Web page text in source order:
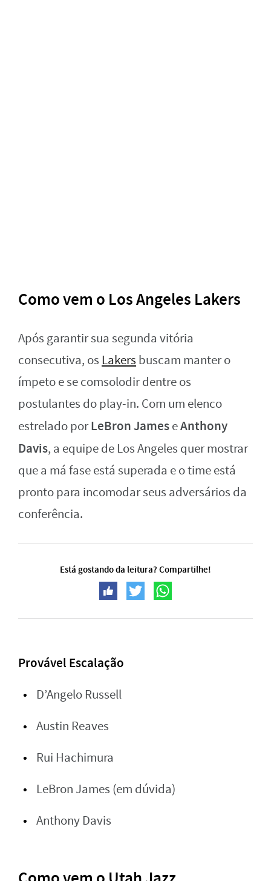
Como vem o Los Angeles Lakers
Após garantir sua segunda vitória
consecutiva, os Lakers buscam manter o
ímpeto e se comsolodir dentre os
postulantes do play-in. Com um elenco
estrelado porLeBron JameseAnthony
Davis, a equipe de Los Angeles quer mostrar
que a má fase está superada e o time está
pronto para incomodar seus adversários da
conferência.
Está gostando da leitura? Compartilhe!
Provável Escalação
D’Angelo Russell
Austin Reaves
Rui Hachimura
LeBron James (em dúvida)
Anthony Davis